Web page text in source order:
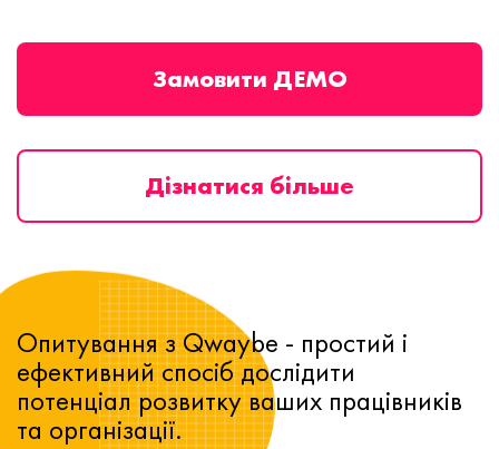
Замовити ДЕМО
Дізнатися більше
Опитування з Qwaybe - простий і
ефективний спосіб дослідити
потенціал розвитку ваших працівників
та організації.